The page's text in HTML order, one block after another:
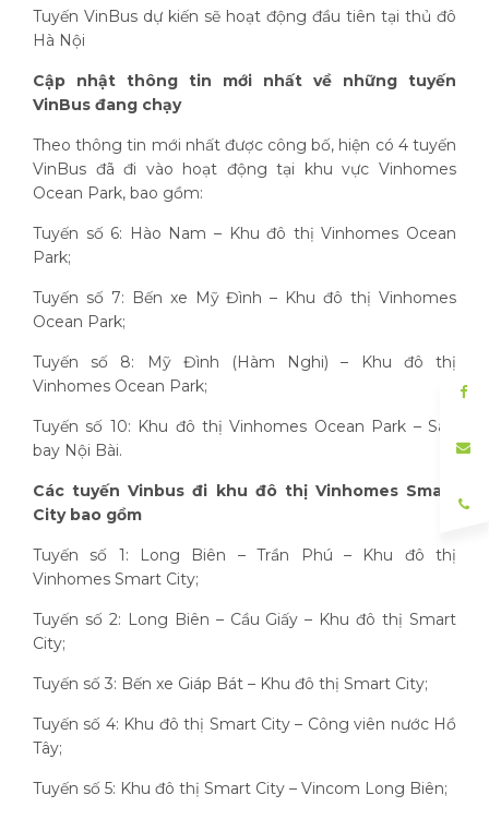
Tuyến VinBus dự kiến sẽ hoạt động đầu tiên tại thủ đô
Hà Nội
Cập nhật thông tin mới nhất về những tuyến
VinBus đang chạy
Theo thông tin mới nhất được công bố, hiện có 4 tuyến
VinBus đã đi vào hoạt động tại khu vực Vinhomes
Ocean Park, bao gồm:
Tuyến số 6: Hào Nam – Khu đô thị Vinhomes Ocean
Park;
Tuyến số 7: Bến xe Mỹ Đình – Khu đô thị Vinhomes
Ocean Park;
Tuyến số 8: Mỹ Đình (Hàm Nghi) – Khu đô thị
Vinhomes Ocean Park;
Tuyến số 10: Khu đô thị Vinhomes Ocean Park – Sân
bay Nội Bài.
Các tuyến Vinbus đi khu đô thị Vinhomes Smart
City bao gồm
Tuyến số 1: Long Biên – Trần Phú – Khu đô thị
Vinhomes Smart City;
Tuyến số 2: Long Biên – Cầu Giấy – Khu đô thị Smart
City;
Tuyến số 3: Bến xe Giáp Bát – Khu đô thị Smart City;
Tuyến số 4: Khu đô thị Smart City – Công viên nước Hồ
Tây;
Tuyến số 5: Khu đô thị Smart City – Vincom Long Biên;